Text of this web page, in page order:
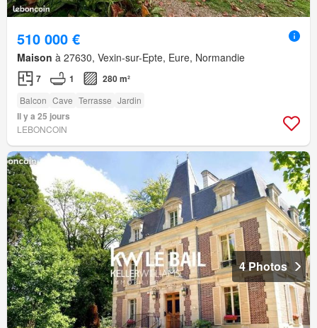
510 000 €
Maison à 27630, Vexin-sur-Epte, Eure, Normandie
7 1 280 m²
Balcon Cave Terrasse Jardin
Il y a 25 jours
LEBONCOIN
4 Photos